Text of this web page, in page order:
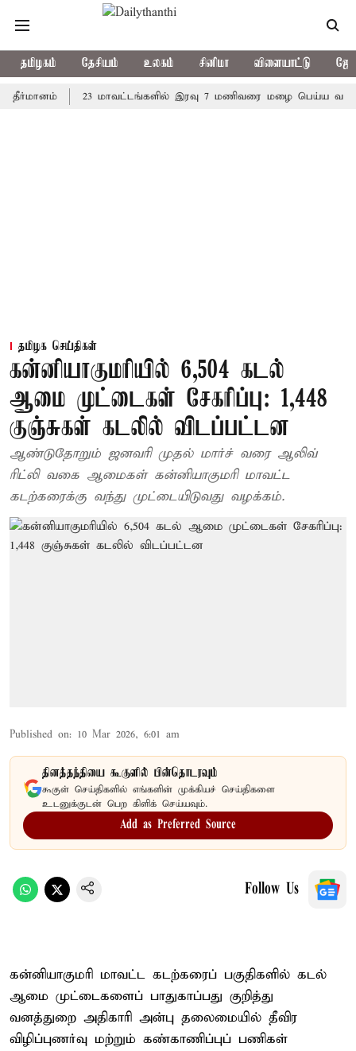
தமிழகம் தேசியம் உலகம் சினிமா விளையாட்டு
23 மாவட்டங்களில் இரவு 7 மணிவரை மழை பெய்ய வாய்ப்பு
தமிழக செய்திகள்
கன்னியாகுமரியில் 6,504 கடல்
ஆமை முட்டைகள் சேகரிப்பு: 1,448
குஞ்சுகள் கடலில் விடப்பட்டன
ஆண்டுதோறும் ஜனவரி முதல் மார்ச் வரை ஆலிவ்
ரிட்லி வகை ஆமைகள் கன்னியாகுமரி மாவட்ட
கடற்கரைக்கு வந்து முட்டையிடுவது வழக்கம்.
Published on: 10 Mar 2026, 6:01 am
தினத்தந்தியை கூகுளில் பின்தொடரவும்
கூகுள் செய்திகளில் எங்களின் முக்கியச் செய்திகளை
உடனுக்குடன் பெற கிளிக் செய்யவும்.
Add as Preferred Source
Follow Us
கன்னியாகுமரி மாவட்ட கடற்கரைப் பகுதிகளில் கடல்
ஆமை முட்டைகளைப் பாதுகாப்பது குறித்து
வனத்துறை அதிகாரி அன்பு தலைமையில் தீவிர
விழிப்புணர்வு மற்றும் கண்காணிப்புப் பணிகள்